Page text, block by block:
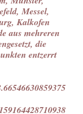
Messel,
Kalkofen
aus mehreren
die
entzerrt